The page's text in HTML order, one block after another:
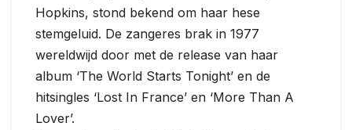
Hopkins, stond bekend om haar hese
stemgeluid. De zangeres brak in 1977
wereldwijd door met de release van haar
album ‘The World Starts Tonight’ en de
hitsingles ‘Lost In France’ en ‘More Than A
Lover’.